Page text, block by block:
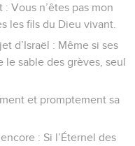
Vous n’êtes pas mon
les fils du Dieu vivant.
d’Israël : Même si ses
le sable des grèves, seul
et promptement sa
: Si l’Éternel des